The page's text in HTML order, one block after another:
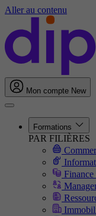
Aller au contenu
Mon compte New
Formations
PAR FILIÈRES